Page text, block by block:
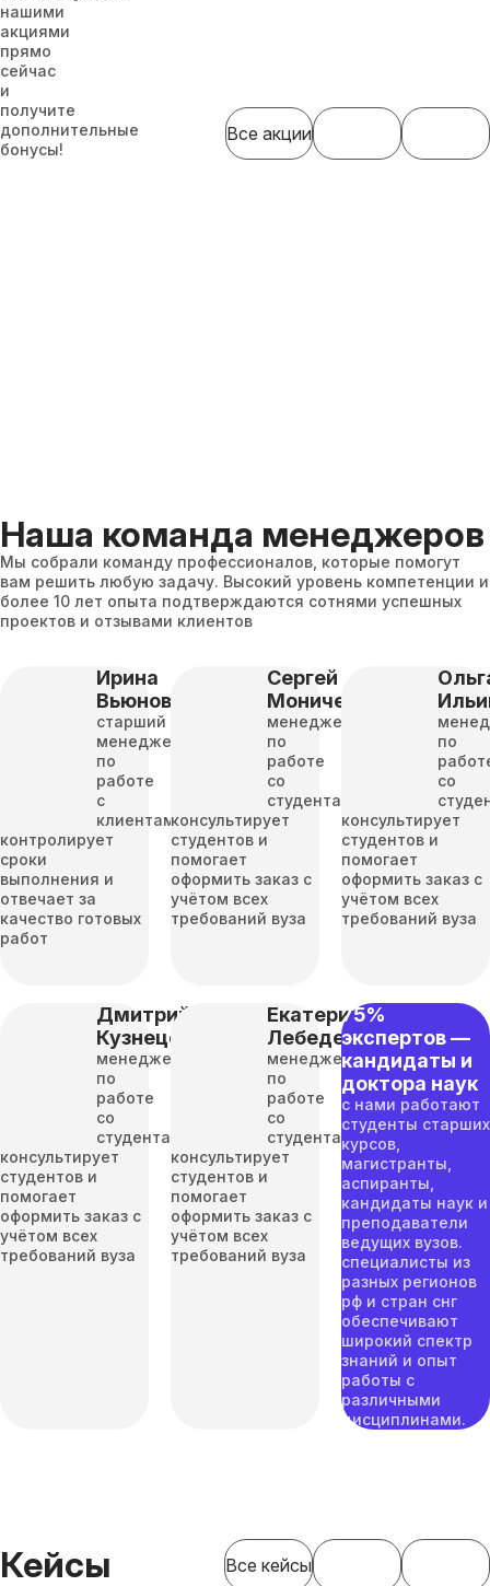
нашими
акциями
прямо
сейчас
и
получите
дополнительные
бонусы!
Все акции
Наша команда менеджеров
Мы собрали команду профессионалов, которые помогут
вам решить любую задачу. Высокий уровень компетенции и
более 10 лет опыта подтверждаются сотнями успешных
проектов и отзывами клиентов
Ирина
Вьюнова
старший
менеджер
по
работе
с
клиентами
контролирует
сроки
выполнения и
отвечает за
качество готовых
работ
Сергей
Моничев
менеджер
по
работе
со
студентами
консультирует
студентов и
помогает
оформить заказ с
учётом всех
требований вуза
по
со
консультирует
студентов и
помогает
оформить заказ с
учётом всех
требований вуза
Дмитрий
Кузнецов
менеджер
по
работе
со
студентами
консультирует
студентов и
помогает
оформить заказ с
учётом всех
требований вуза
Екатерина
Лебедева
менеджер
по
работе
со
студентами
консультирует
студентов и
помогает
оформить заказ с
учётом всех
требований вуза
75%
экспертов —
кандидаты и
доктора наук
с нами работают
студенты старших
курсов,
магистранты,
аспиранты,
кандидаты наук и
преподаватели
ведущих вузов.
специалисты из
разных регионов
рф и стран снг
обеспечивают
широкий спектр
знаний и опыт
работы с
различными
дисциплинами.
Кейсы Все кейсы